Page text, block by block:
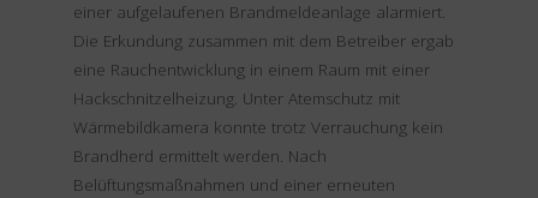
einer aufgelaufenen Brandmeldeanlage alarmiert.
Die Erkundung zusammen mit dem Betreiber ergab
eine Rauchentwicklung in einem Raum mit einer
Hackschnitzelheizung. Unter Atemschutz mit
Wärmebildkamera konnte trotz Verrauchung kein
Brandherd ermittelt werden. Nach
Belüftungsmaßnahmen und einer erneuten